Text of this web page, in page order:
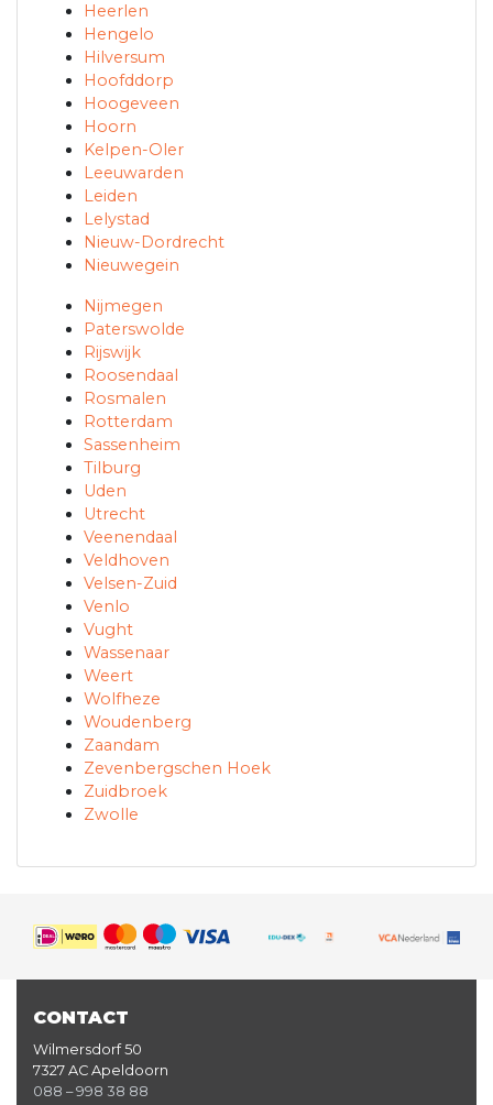
Heerlen
Hengelo
Hilversum
Hoofddorp
Hoogeveen
Hoorn
Kelpen-Oler
Leeuwarden
Leiden
Lelystad
Nieuw-Dordrecht
Nieuwegein
Nijmegen
Paterswolde
Rijswijk
Roosendaal
Rosmalen
Rotterdam
Sassenheim
Tilburg
Uden
Utrecht
Veenendaal
Veldhoven
Velsen-Zuid
Venlo
Vught
Wassenaar
Weert
Wolfheze
Woudenberg
Zaandam
Zevenbergschen Hoek
Zuidbroek
Zwolle
CONTACT
Wilmersdorf 50
7327 AC Apeldoorn
088 – 998 38 88